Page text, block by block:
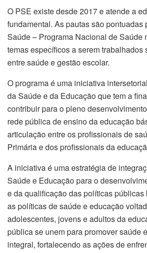
O PSE existe desde 2017 e atende a
fundamental. As pautas são pontuadas
Saúde – Programa Nacional de Saúde
temas específicos a serem trabalhados
entre saúde e gestão escolar.
O programa é uma iniciativa
da Saúde e da Educação que tem a
contribuir para o pleno
rede pública de ensino da educação
articulação entre os profissionais de
Primária e dos profissionais da
A iniciativa é uma estratégia de
Saúde e Educação para o
e da qualificação das políticas públicas
as políticas de saúde e educação
adolescentes, jovens e adultos da
pública se unem para promover saúde
integral, fortalecendo as ações de